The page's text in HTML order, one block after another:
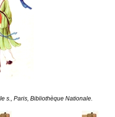
s., Paris, Bibliothèque Nationale.